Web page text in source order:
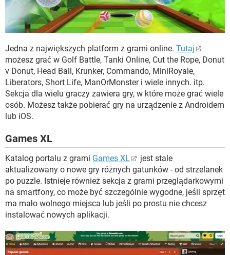
Jedna z największych platform z grami online. Tutaj
możesz grać w Golf Battle, Tanki Online, Cut the Rope, Donut
v Donut, Head Ball, Krunker, Commando, MiniRoyale,
Liberators, Short Life, ManOrMonster i wiele innych. itp.
Sekcja dla wielu graczy zawiera gry, w które może grać wiele
osób. Możesz także pobierać gry na urządzenie z Androidem
lub iOS.
Games XL
Katalog portalu z grami Games XL
jest stale
aktualizowany o nowe gry różnych gatunków - od strzelanek
po puzzle. Istnieje również sekcja z grami przeglądarkowymi
na smartfony, co może być szczególnie wygodne, jeśli sprzęt
ma mało wolnego miejsca lub jeśli po prostu nie chcesz
instalować nowych aplikacji.